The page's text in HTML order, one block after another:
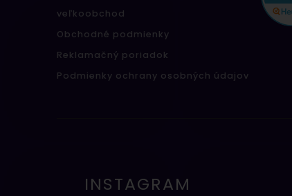
veľkoobchod
Obchodné podmienky
Reklamačný poriadok
Podmienky ochrany osobných údajov
INSTAGRAM